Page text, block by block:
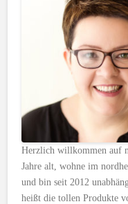
Herzlich willkommen auf
Jahre alt, wohne im
und bin seit 2012
heißt die tollen Produkte